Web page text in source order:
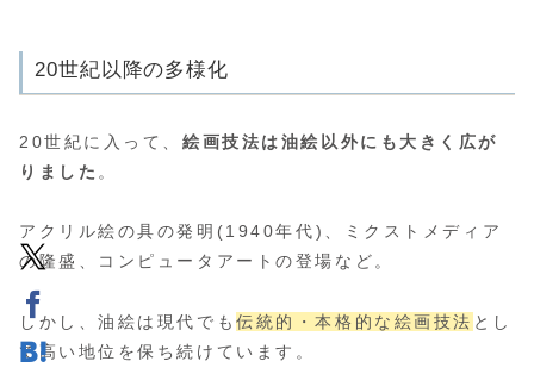
20世紀以降の多様化
20世紀に入って、絵画技法は油絵以外にも大きく広が
りました 。
アクリル絵の具の発明(1940年代)、ミクストメディア
の隆盛、コンピュータアートの登場など。
しかし、油絵は現代でも伝統的・本格的な絵画技法 とし
て高い地位を保ち続けています。